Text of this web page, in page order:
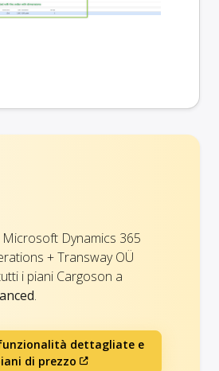
Dynamics 365
+ Transway OÜ
i piani Cargoson a
.
dettagliate e
di prezzo